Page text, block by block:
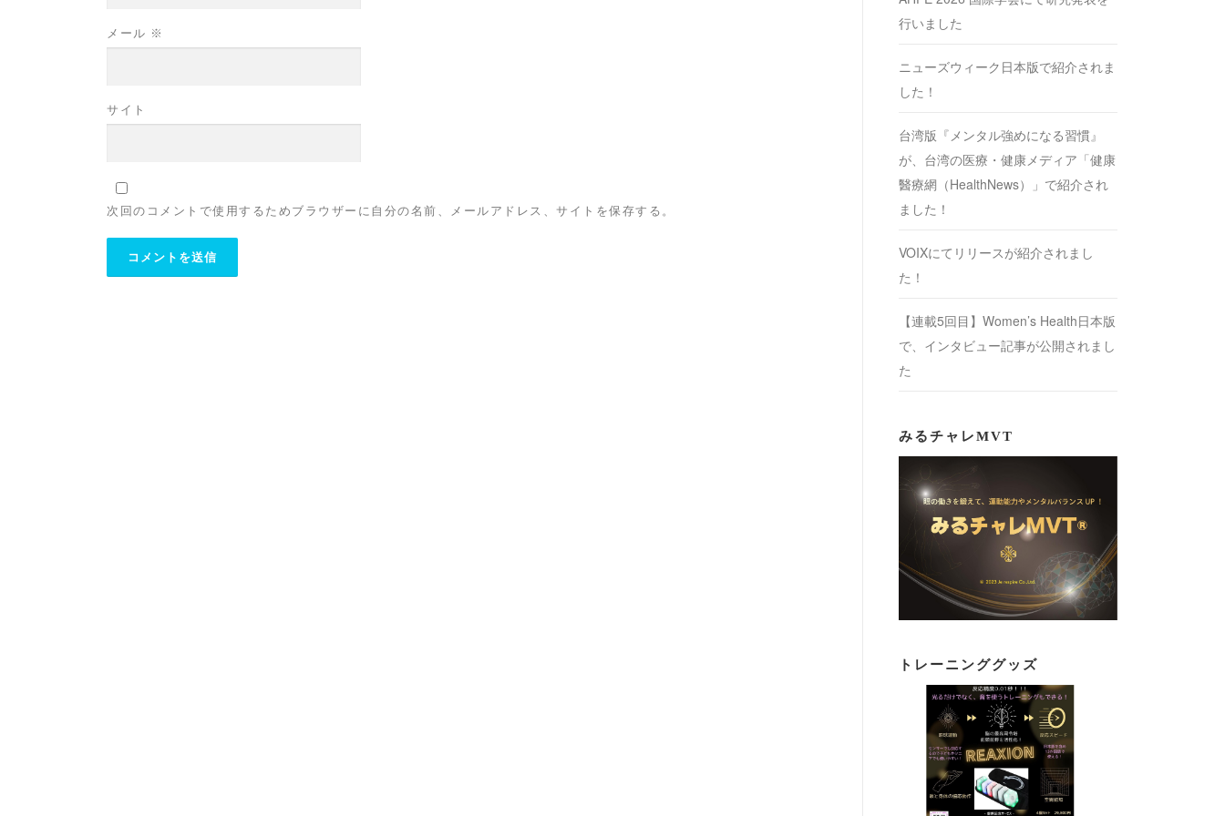
メール ※
サイト
次回のコメントで使用するためブラウザーに自分の名前、メールアドレス、サイトを保存する。
行いました
ニューズウィーク日本版で紹介されま
した！
台湾版『メンタル強めになる習慣』
が、台湾の医療・健康メディア「健康
醫療網（HealthNews）」で紹介され
ました！
VOIXにてリリースが紹介されまし
た！
【連載5回目】Women’s Health日本版
で、インタビュー記事が公開されまし
た
みるチャレMVT
トレーニンググッズ